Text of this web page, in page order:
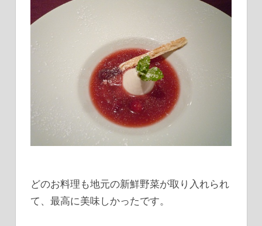
どのお料理も地元の新鮮野菜が取り入れられ
て、最高に美味しかったです。